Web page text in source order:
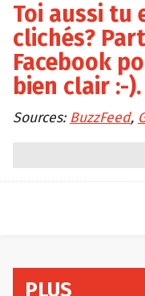
Toi aussi tu
clichés?
Facebook
bien clair :-).
Sources:BuzzFeed,
PLUS